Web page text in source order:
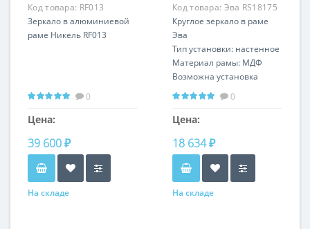
Код товара: RF013
Зеркало в алюминиевой
раме Никель RF013
0
Цена:
39 600 ₽
На складе
Код товара: Эва RS18175
Круглое зеркало в раме
Эва
Тип установки: настенное
Материал рамы: МДФ
Возможна установка
подсветки
0
Цена:
18 634 ₽
На складе